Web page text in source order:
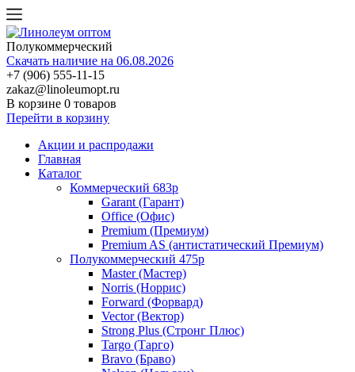
Полукоммерческий
Скачать наличие на 06.08.2026
+7 (906) 555-11-15
zakaz@linoleumopt.ru
В корзине 0 товаров
Перейти в корзину
Акции и распродажи
Главная
Каталог
Коммерческий 683р
Garant (Гарант)
Office (Офис)
Premium (Премиум)
Premium AS (антистатический Премиум)
Полукоммерческий 475р
Master (Мастер)
Norris (Норрис)
Forward (Форвард)
Vector (Вектор)
Strong Plus (Стронг Плюс)
Targo (Тарго)
Bravo (Браво)